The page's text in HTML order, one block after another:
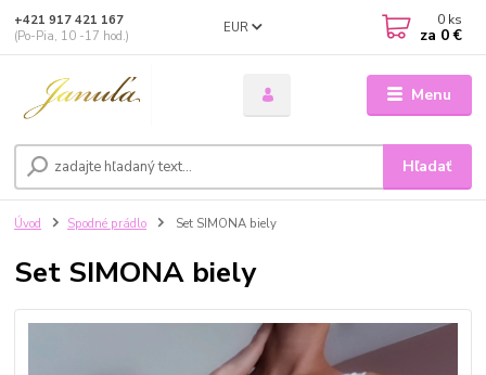
Menu
EUR
Hľadať
+421 917 421 167
(Po-Pia, 10 -17 hod.)
0 ks
za 0 €
Úvod Spodné prádlo Set SIMONA biely
Set SIMONA biely